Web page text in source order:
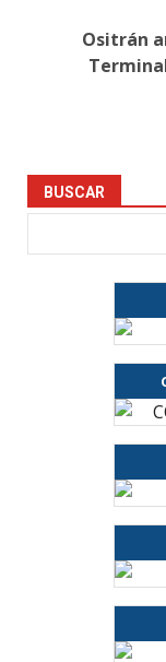
Ositrán
BUSCAR